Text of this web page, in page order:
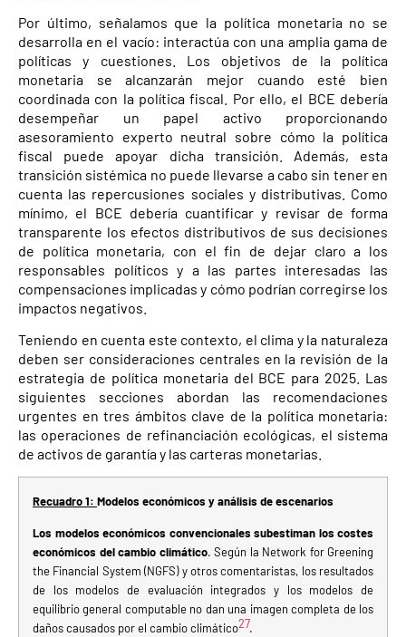
Por último, señalamos que la política monetaria no se
desarrolla en el vacío: interactúa con una amplia gama de
políticas y cuestiones. Los objetivos de la política
monetaria se alcanzarán mejor cuando esté bien
coordinada con la política fiscal. Por ello, el BCE debería
desempeñar un papel activo proporcionando
asesoramiento experto neutral sobre cómo la política
fiscal puede apoyar dicha transición. Además, esta
transición sistémica no puede llevarse a cabo sin tener en
cuenta las repercusiones sociales y distributivas. Como
mínimo, el BCE debería cuantificar y revisar de forma
transparente los efectos distributivos de sus decisiones
de política monetaria, con el fin de dejar claro a los
responsables políticos y a las partes interesadas las
compensaciones implicadas y cómo podrían corregirse los
impactos negativos.
Teniendo en cuenta este contexto, el clima y la naturaleza
deben ser consideraciones centrales en la revisión de la
estrategia de política monetaria del BCE para 2025. Las
siguientes secciones abordan las recomendaciones
urgentes en tres ámbitos clave de la política monetaria:
las operaciones de refinanciación ecológicas, el sistema
de activos de garantía y las carteras monetarias.
Recuadro 1: Modelos económicos y análisis de escenarios
Los modelos económicos convencionales subestiman los costes
económicos del cambio climático. Según la Network for Greening
the Financial System (NGFS) y otros comentaristas, los resultados
de los modelos de evaluación integrados y los modelos de
equilibrio general computable no dan una imagen completa de los
daños causados por el cambio climático27.